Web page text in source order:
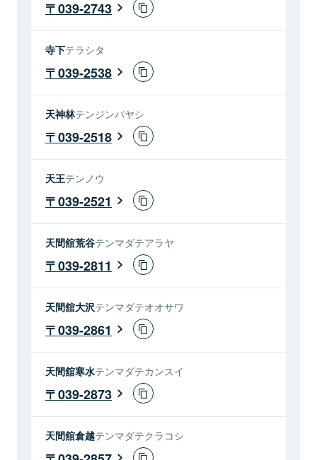
039-2743
寺下テラシタ
039-2538
天神林テンジンバヤシ
039-2518
天王テンノウ
039-2521
天間舘荒谷テンマダテアラヤ
039-2811
天間舘大沢テンマダテオオサワ
039-2861
天間舘寒水テンマダテカンスイ
039-2873
天間舘倉越テンマダテクラコシ